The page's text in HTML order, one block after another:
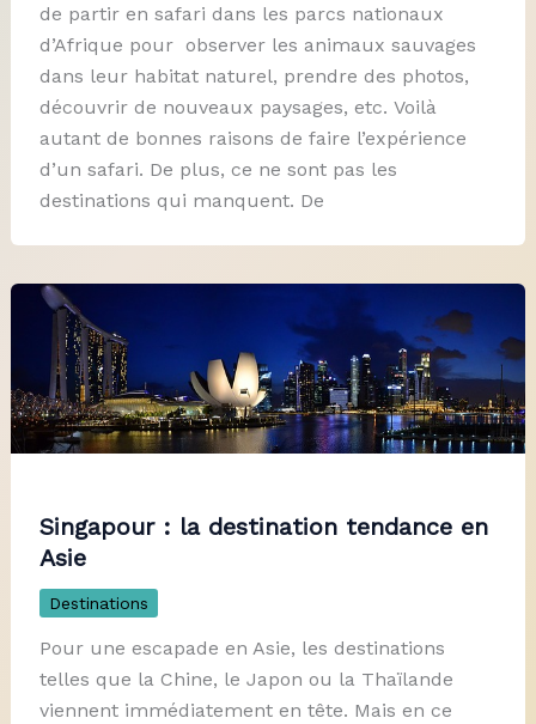
de partir en safari dans les parcs nationaux
d’Afrique pour observer les animaux sauvages
dans leur habitat naturel, prendre des photos,
découvrir de nouveaux paysages, etc. Voilà
autant de bonnes raisons de faire l’expérience
d’un safari. De plus, ce ne sont pas les
destinations qui manquent. De
Singapour : la destination tendance en
Asie
Destinations
Pour une escapade en Asie, les destinations
telles que la Chine, le Japon ou la Thaïlande
viennent immédiatement en tête. Mais en ce